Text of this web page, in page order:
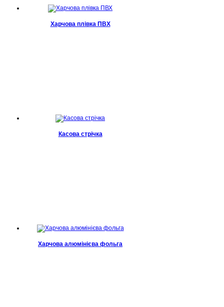
Харчова плівка ПВХ
Касова стрічка
Харчова алюмінієва фольга